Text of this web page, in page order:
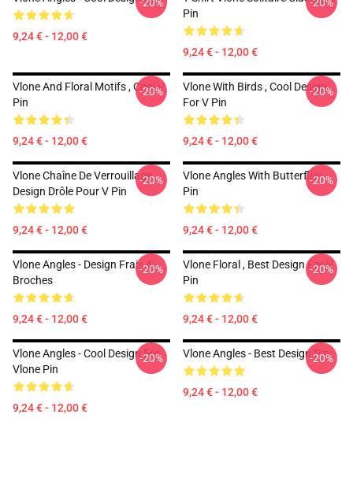
9,24 € - 12,00 €
Pin
9,24 € - 12,00 €
Vlone And Floral Motifs , Cool V
Pin
9,24 € - 12,00 €
-20%
Vlone With Birds , Cool Design
For V Pin
9,24 € - 12,00 €
-20%
Vlone Chaîne De Verrouillage ,
Design Drôle Pour V Pin
9,24 € - 12,00 €
-20%
Vlone Angles With Butterflies
Pin
9,24 € - 12,00 €
-20%
Vlone Angles - Design Frais 4
Broches
9,24 € - 12,00 €
-20%
Vlone Floral , Best Design For V
Pin
9,24 € - 12,00 €
-20%
Vlone Angles - Cool Design For
Vlone Pin
9,24 € - 12,00 €
-20% Vlone Angles - Best Design Pin
9,24 € - 12,00 €
-20%